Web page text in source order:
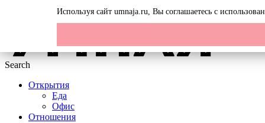
Search
Открытия
Еда
Офис
Отношения
Используя сайт umnaja.ru, Вы соглашаетесь с